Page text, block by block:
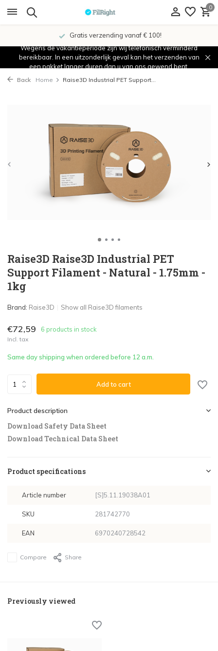
0
Gratis verzending vanaf € 100!
Wegens de vakantieperiode zijn wij telefonisch verminderd
bereikbaar. In een uitzonderlijk geval kan het verzenden van
een pakket langer duren dan u van ons gewend bent.
Back Home Raise3D Industrial PET Support...
Raise3D Raise3D Industrial PET
Support Filament - Natural - 1.75mm -
1kg
Brand: Raise3D Show all Raise3D filaments
€72,59 6 products in stock
Incl. tax
Same day shipping when ordered before 12 a.m.
Add to cart
Product description
Download Safety Data Sheet
Download Technical Data Sheet
Product specifications
Article number [S]5.11.19038A01
SKU 281742770
EAN 6970240728542
Compare Share
Previously viewed